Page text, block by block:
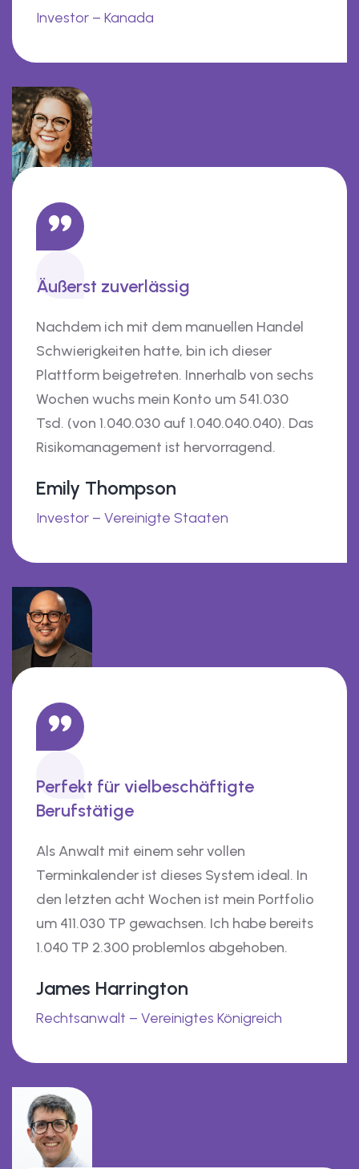
Investor – Kanada
Äußerst zuverlässig
Nachdem ich mit dem manuellen Handel
Schwierigkeiten hatte, bin ich dieser
Plattform beigetreten. Innerhalb von sechs
Wochen wuchs mein Konto um 541.030
Tsd. (von 1.040.030 auf 1.040.040.040). Das
Risikomanagement ist hervorragend.
Emily Thompson
Investor – Vereinigte Staaten
Perfekt für vielbeschäftigte
Berufstätige
Als Anwalt mit einem sehr vollen
Terminkalender ist dieses System ideal. In
den letzten acht Wochen ist mein Portfolio
um 411.030 TP gewachsen. Ich habe bereits
1.040 TP 2.300 problemlos abgehoben.
James Harrington
Rechtsanwalt – Vereinigtes Königreich